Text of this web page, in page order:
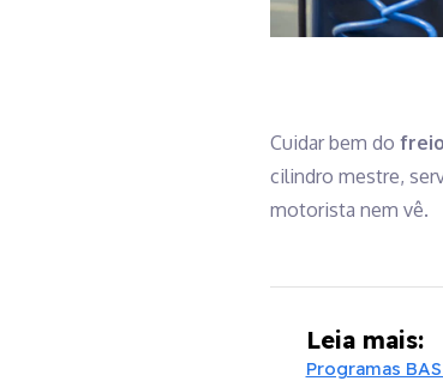
Cuidar bem do freio
cilindro mestre,
motorista nem vê.
Leia mais:
Programas